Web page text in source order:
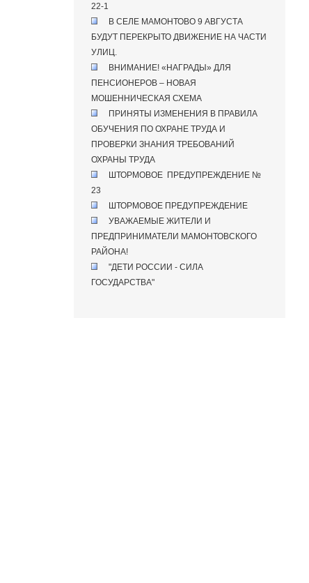
22-1
В СЕЛЕ МАМОНТОВО 9 АВГУСТА
БУДУТ ПЕРЕКРЫТО ДВИЖЕНИЕ НА ЧАСТИ
УЛИЦ.
ВНИМАНИЕ! «НАГРАДЫ» ДЛЯ
ПЕНСИОНЕРОВ – НОВАЯ
МОШЕННИЧЕСКАЯ СХЕМА
ПРИНЯТЫ ИЗМЕНЕНИЯ В ПРАВИЛА
ОБУЧЕНИЯ ПО ОХРАНЕ ТРУДА И
ПРОВЕРКИ ЗНАНИЯ ТРЕБОВАНИЙ
ОХРАНЫ ТРУДА
ШТОРМОВОЕ ПРЕДУПРЕЖДЕНИЕ №
23
ШТОРМОВОЕ ПРЕДУПРЕЖДЕНИЕ
УВАЖАЕМЫЕ ЖИТЕЛИ И
ПРЕДПРИНИМАТЕЛИ МАМОНТОВСКОГО
РАЙОНА!
"ДЕТИ РОССИИ - СИЛА
ГОСУДАРСТВА"